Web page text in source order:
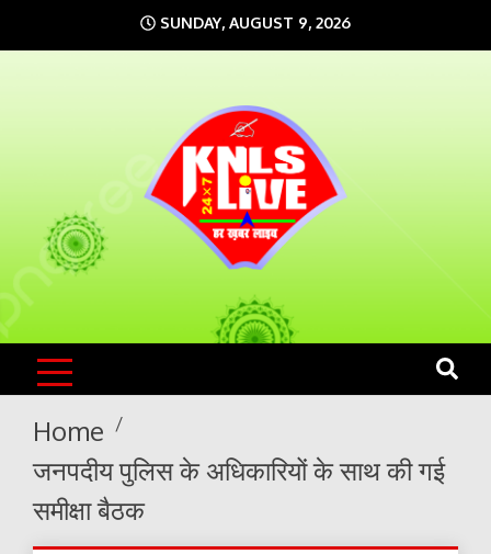
to
SUNDAY, AUGUST 9, 2026
KNLS LIVE
India`s No.1 News Portal
Home
जनपदीय पुलिस के अधिकारियों के साथ की गई
समीक्षा बैठक